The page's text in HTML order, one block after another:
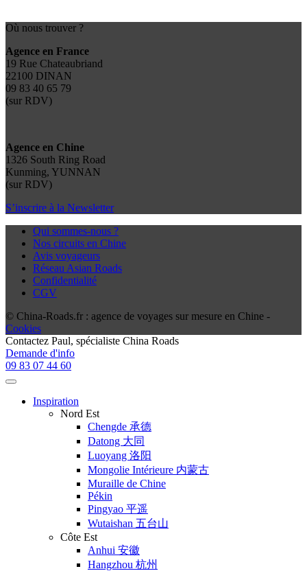
Où nous trouver ?
Agence en France
19 Rue Chateaubriand
22100 DINAN
09 83 40 65 79
(sur RDV)
Agence en Chine
1326 South Ring Road
Kunming, YUNNAN
(sur RDV)
S’inscrire à la Newsletter
Qui sommes-nous ?
Nos circuits en Chine
Avis voyageurs
Réseau Asian Roads
Confidentialité
CGV
© China-Roads.fr : agence de voyages sur mesure en Chine -
Cookies
Contactez Paul, spécialiste China Roads
Demande d'info
09 83 07 44 60
Inspiration
Nord Est
Chengde 承德
Datong 大同
Luoyang 洛阳
Mongolie Intérieure 内蒙古
Muraille de Chine
Pékin
Pingyao 平遥
Wutaishan 五台山
Côte Est
Anhui 安徽
Hangzhou 杭州